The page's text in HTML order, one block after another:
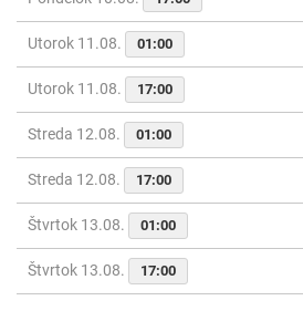
Utorok 11.08. 01:00
Utorok 11.08. 17:00
Streda 12.08. 01:00
Streda 12.08. 17:00
Štvrtok 13.08. 01:00
Štvrtok 13.08. 17:00